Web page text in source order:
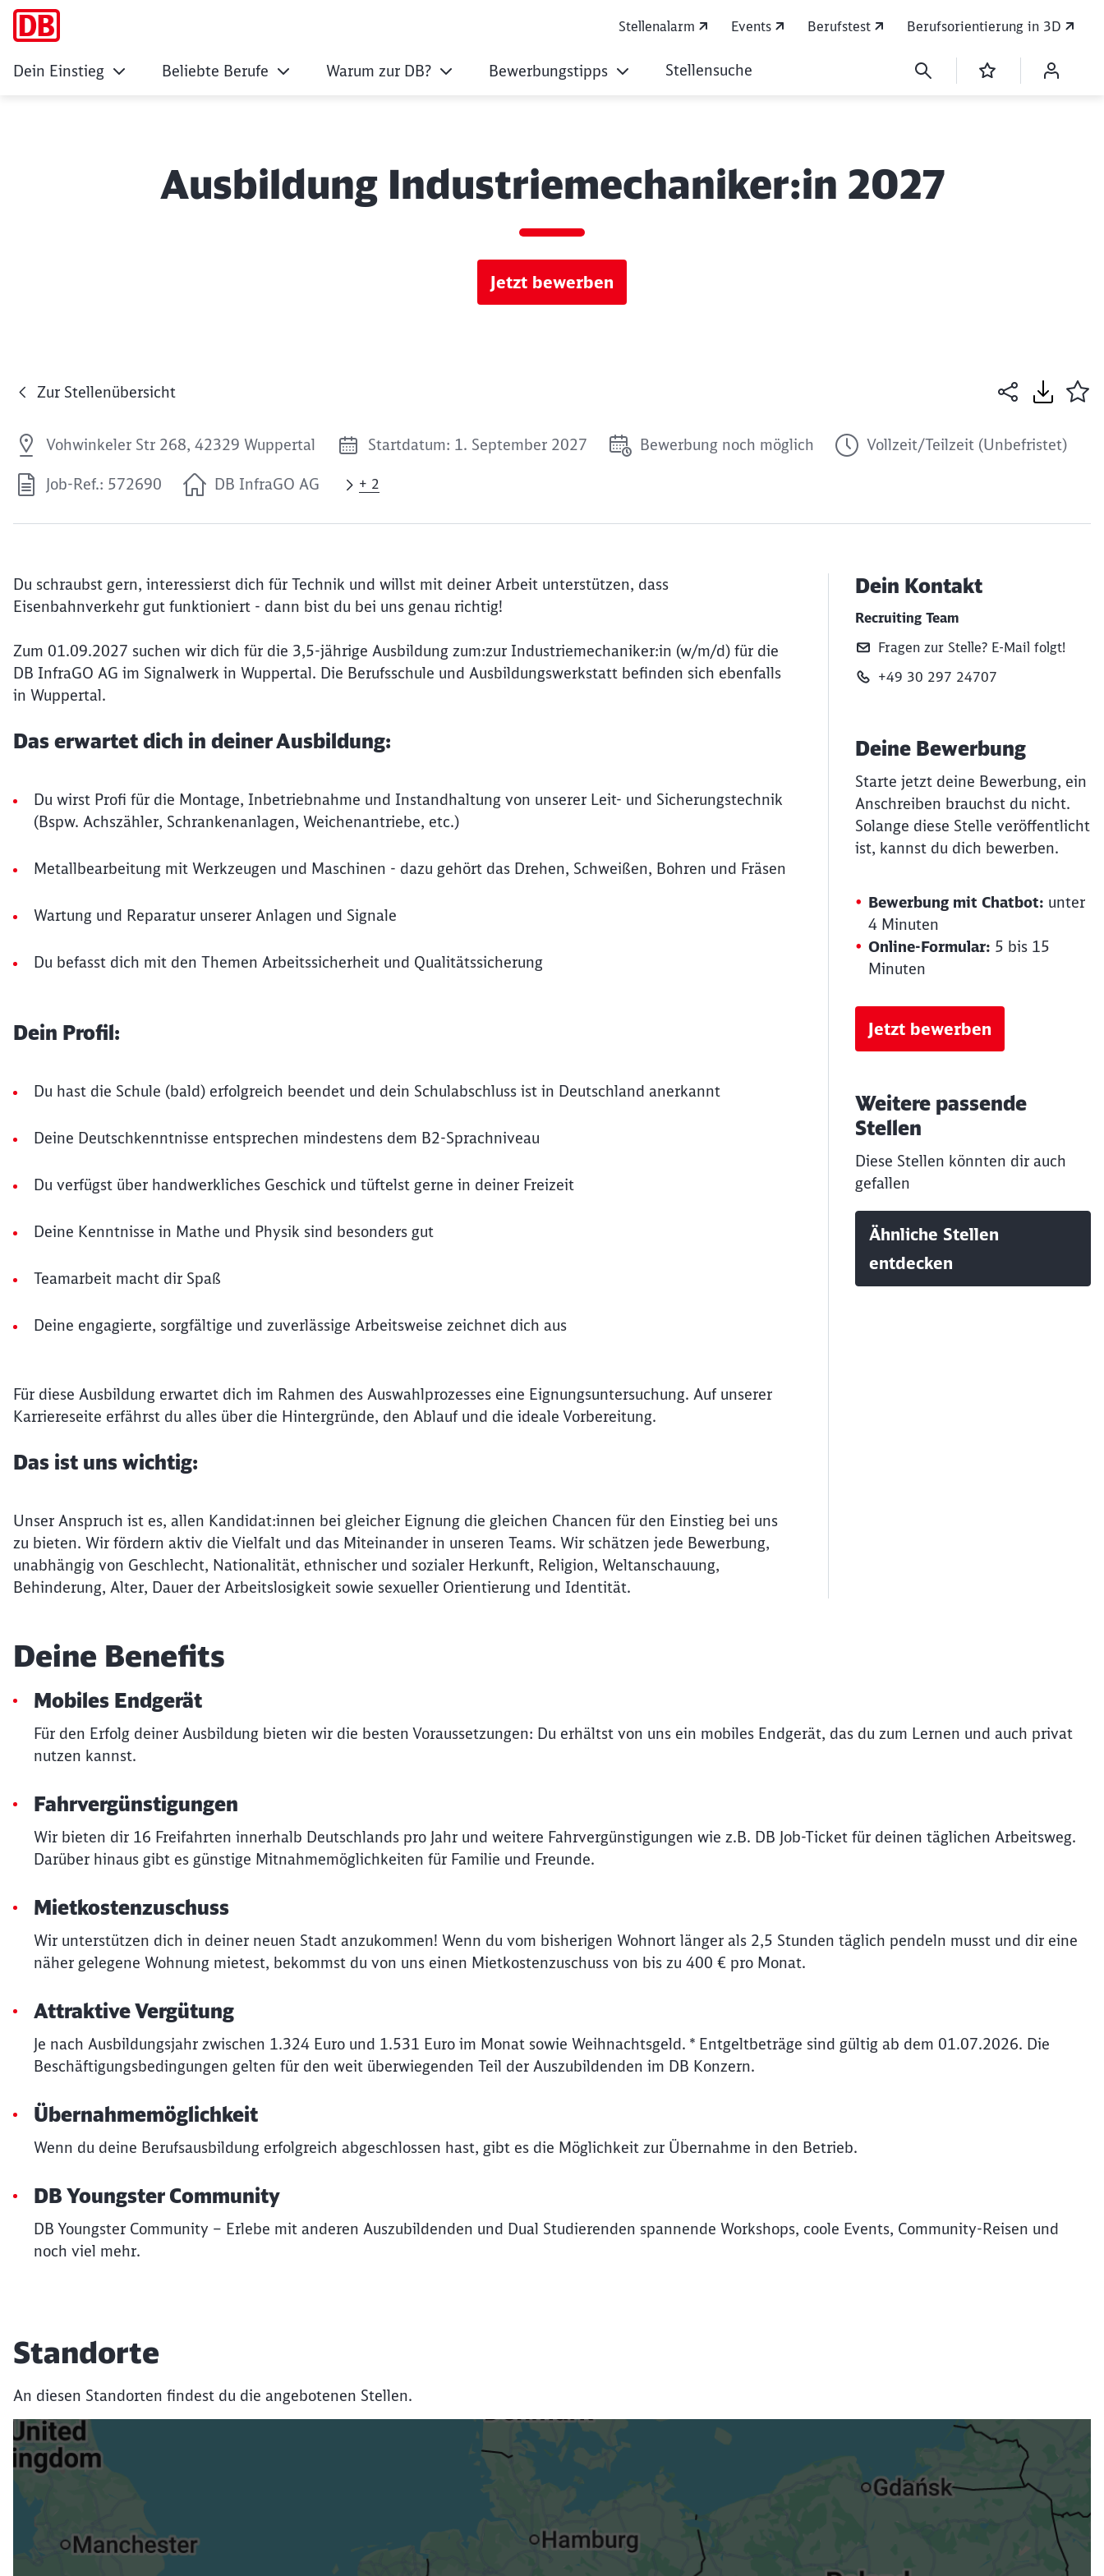
Stellenalarm Events Berufstest Berufsorientierung in 3D
Dein Einstieg Beliebte Berufe Warum zur DB? Bewerbungstipps Stellensuche
Ausbildung Industriemechaniker:in 2027
Jetzt bewerben
Zur Stellenübersicht
Vohwinkeler Str 268, 42329 Wuppertal Startdatum: 1. September 2027 Bewerbung noch möglich Vollzeit/Teilzeit (Unbefristet)
Job-Ref.: 572690 DB InfraGO AG + 2
Du schraubst gern, interessierst dich für Technik und willst mit deiner Arbeit unterstützen, dass
Eisenbahnverkehr gut funktioniert - dann bist du bei uns genau richtig!
Zum 01.09.2027 suchen wir dich für die 3,5-jährige Ausbildung zum:zur Industriemechaniker:in (w/m/d) für die
DB InfraGO AG im Signalwerk in Wuppertal. Die Berufsschule und Ausbildungswerkstatt befinden sich ebenfalls
in Wuppertal.
Das erwartet dich in deiner Ausbildung:
Du wirst Profi für die Montage, Inbetriebnahme und Instandhaltung von unserer Leit- und Sicherungstechnik
(Bspw. Achszähler, Schrankenanlagen, Weichenantriebe, etc.)
Metallbearbeitung mit Werkzeugen und Maschinen - dazu gehört das Drehen, Schweißen, Bohren und Fräsen
Wartung und Reparatur unserer Anlagen und Signale
Du befasst dich mit den Themen Arbeitssicherheit und Qualitätssicherung
Dein Profil:
Du hast die Schule (bald) erfolgreich beendet und dein Schulabschluss ist in Deutschland anerkannt
Deine Deutschkenntnisse entsprechen mindestens dem B2-Sprachniveau
Du verfügst über handwerkliches Geschick und tüftelst gerne in deiner Freizeit
Deine Kenntnisse in Mathe und Physik sind besonders gut
Teamarbeit macht dir Spaß
Deine engagierte, sorgfältige und zuverlässige Arbeitsweise zeichnet dich aus
Für diese Ausbildung erwartet dich im Rahmen des Auswahlprozesses eine Eignungsuntersuchung. Auf unserer
Karriereseite erfährst du alles über die Hintergründe, den Ablauf und die ideale Vorbereitung.
Das ist uns wichtig:
Unser Anspruch ist es, allen Kandidat:innen bei gleicher Eignung die gleichen Chancen für den Einstieg bei uns
zu bieten. Wir fördern aktiv die Vielfalt und das Miteinander in unseren Teams. Wir schätzen jede Bewerbung,
unabhängig von Geschlecht, Nationalität, ethnischer und sozialer Herkunft, Religion, Weltanschauung,
Behinderung, Alter, Dauer der Arbeitslosigkeit sowie sexueller Orientierung und Identität.
Dein Kontakt
Recruiting Team
Fragen zur Stelle? E‑Mail folgt!
+49 30 297 24707
Deine Bewerbung
Starte jetzt deine Bewerbung, ein
Anschreiben brauchst du nicht.
Solange diese Stelle veröffentlicht
ist, kannst du dich bewerben.
Bewerbung mit Chatbot: unter
4 Minuten
Online-Formular: 5 bis 15
Minuten
Jetzt bewerben
Weitere passende
Stellen
Diese Stellen könnten dir auch
gefallen
Ähnliche Stellen
entdecken
Deine Benefits
Mobiles Endgerät
Für den Erfolg deiner Ausbildung bieten wir die besten Voraussetzungen: Du erhältst von uns ein mobiles Endgerät, das du zum Lernen und auch privat
nutzen kannst.
Fahrvergünstigungen
Wir bieten dir 16 Freifahrten innerhalb Deutschlands pro Jahr und weitere Fahrvergünstigungen wie z.B. DB Job-Ticket für deinen täglichen Arbeitsweg.
Darüber hinaus gibt es günstige Mitnahmemöglichkeiten für Familie und Freunde.
Mietkostenzuschuss
Wir unterstützen dich in deiner neuen Stadt anzukommen! Wenn du vom bisherigen Wohnort länger als 2,5 Stunden täglich pendeln musst und dir eine
näher gelegene Wohnung mietest, bekommst du von uns einen Mietkostenzuschuss von bis zu 400 € pro Monat.
Attraktive Vergütung
Je nach Ausbildungsjahr zwischen 1.324 Euro und 1.531 Euro im Monat sowie Weihnachtsgeld. * Entgeltbeträge sind gültig ab dem 01.07.2026. Die
Beschäftigungsbedingungen gelten für den weit überwiegenden Teil der Auszubildenden im DB Konzern.
Übernahmemöglichkeit
Wenn du deine Berufsausbildung erfolgreich abgeschlossen hast, gibt es die Möglichkeit zur Übernahme in den Betrieb.
DB Youngster Community
DB Youngster Community – Erlebe mit anderen Auszubildenden und Dual Studierenden spannende Workshops, coole Events, Community-Reisen und
noch viel mehr.
Standorte
An diesen Standorten findest du die angebotenen Stellen.